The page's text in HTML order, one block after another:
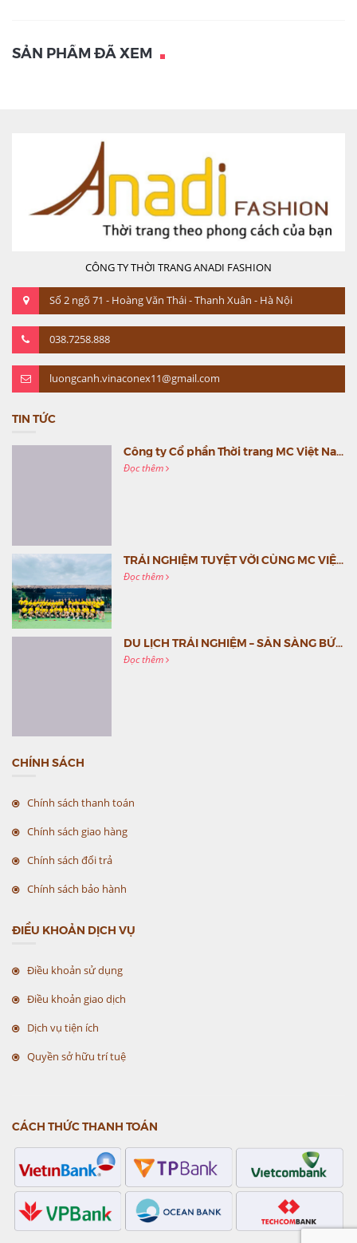
SẢN PHẨM ĐÃ XEM
CÔNG TY THỜI TRANG ANADI FASHION
Số 2 ngõ 71 - Hoàng Văn Thái - Thanh Xuân - Hà Nội
038.7258.888
luongcanh.vinaconex11@gmail.com
TIN TỨC
Công ty Cổ phần Thời trang MC Việt Nam (MC Fashion) tổ chức Gala mừng sinh nhật lần thứ 9
Đọc thêm
TRẢI NGHIỆM TUYỆT VỜI CÙNG MC VIỆT NAM
Đọc thêm
DU LỊCH TRẢI NGHIỆM – SẴN SÀNG BỨT PHÁ CÙNG MC VIỆT NAM
Đọc thêm
CHÍNH SÁCH
Chính sách thanh toán
Chính sách giao hàng
Chính sách đổi trả
Chính sách bảo hành
ĐIỀU KHOẢN DỊCH VỤ
Điều khoản sử dụng
Điều khoản giao dịch
Dịch vụ tiện ích
Quyền sở hữu trí tuệ
CÁCH THỨC THANH TOÁN